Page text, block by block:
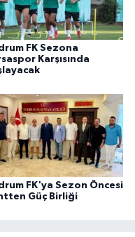
FK Sezona
Karşısında
FK'ya Sezon Öncesi
Güç Birliği